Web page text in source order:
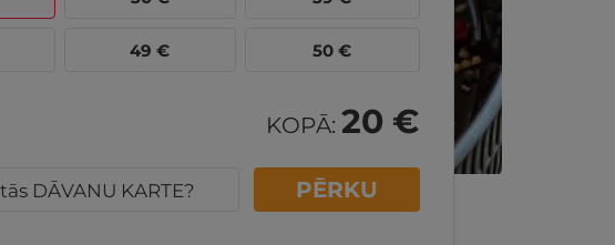
49 € 50 €
KOPĀ: 20 €
DĀVANU KARTE? PĒRKU